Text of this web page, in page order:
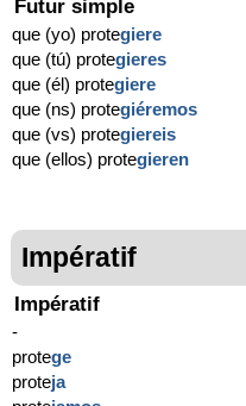
Futur simple
que (yo) protegiere
que (tú) protegieres
que (él) protegiere
que (ns) protegiéremos
que (vs) protegiereis
que (ellos) protegieren
Impératif
Impératif
-
protege
proteja